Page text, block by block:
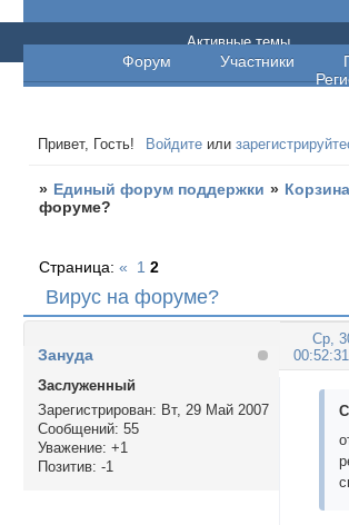
Единый форум
Форум Участники
Активные темы
Привет, Гость! Войдите или
» Единый форум поддержки » Корзина
форуме?
Вирус на форуме?
Страница:« 1 2
Ср,
00:52:31
Зануда
Заслуженный
Зарегистрирован: Вт, 29 Май 2007
Сообщений: 55
Уважение: +1
Позитив: -1